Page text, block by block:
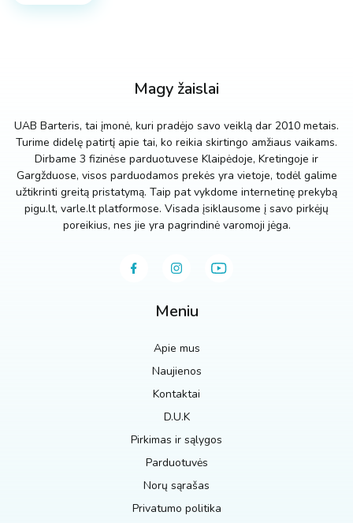
Magy žaislai
UAB Barteris, tai įmonė, kuri pradėjo savo veiklą dar 2010 metais.
Turime didelę patirtį apie tai, ko reikia skirtingo amžiaus vaikams.
Dirbame 3 fizinėse parduotuvese Klaipėdoje, Kretingoje ir
Gargžduose, visos parduodamos prekės yra vietoje, todėl galime
užtikrinti greitą pristatymą. Taip pat vykdome internetinę prekybą
pigu.lt, varle.lt platformose. Visada įsiklausome į savo pirkėjų
poreikius, nes jie yra pagrindinė varomoji jėga.
Meniu
Apie mus
Naujienos
Kontaktai
D.U.K
Pirkimas ir sąlygos
Parduotuvės
Norų sąrašas
Privatumo politika